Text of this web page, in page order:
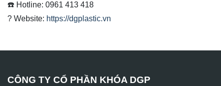
☎️ Hotline: 0961 413 418
? Website: https://dgplastic.vn
CÔNG TY CỔ PHẦN KHÓA DGP